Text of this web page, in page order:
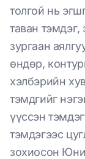
толгой нь
таван
зургаан
өндөр,
хэлбэрийн
тэмдгийг
үүссэн
тэмдэгээс
зохиосон